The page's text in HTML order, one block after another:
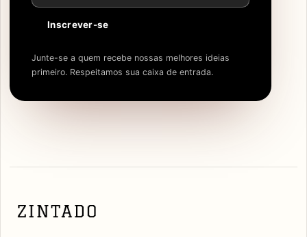
Inscrever-se
Junte-se a quem recebe nossas melhores ideias
primeiro. Respeitamos sua caixa de entrada.